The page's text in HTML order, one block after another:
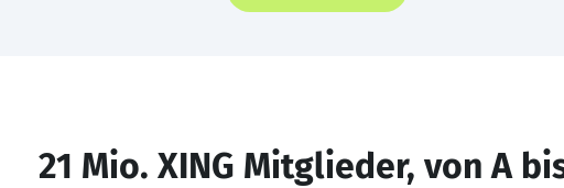
21 Mio. XING Mitglieder, von A